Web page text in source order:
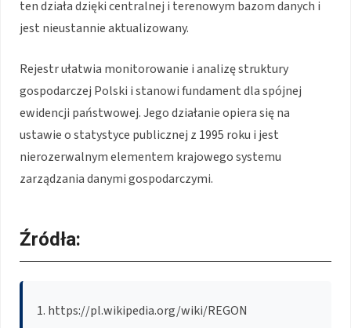
ten działa dzięki centralnej i terenowym bazom danych i
jest nieustannie aktualizowany.
Rejestr ułatwia monitorowanie i analizę struktury
gospodarczej Polski i stanowi fundament dla spójnej
ewidencji państwowej. Jego działanie opiera się na
ustawie o statystyce publicznej z 1995 roku i jest
nierozerwalnym elementem krajowego systemu
zarządzania danymi gospodarczymi.
Źródła:
https://pl.wikipedia.org/wiki/REGON